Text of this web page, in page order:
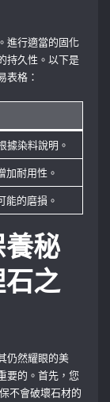
進行適當的固化
持久性。以下是
表格：
據染料說明。
加耐用性。
能的磨損。
秘
之
仍然耀眼的美
要的。首先，您
不會破壞石材的